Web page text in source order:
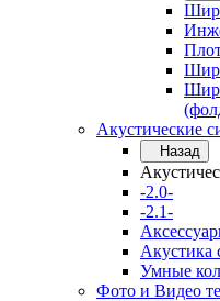
Акустические
Назад
-2.0-
-2.1-
Акустика
Умные
Фото и Видео